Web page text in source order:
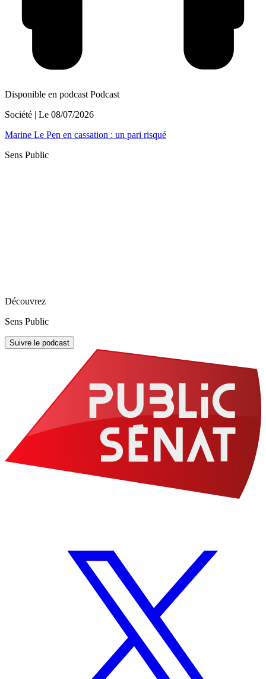
Disponible en podcast Podcast
Société | Le 08/07/2026
Marine Le Pen en cassation : un pari risqué
Sens Public
Découvrez
Sens Public
Suivre le podcast